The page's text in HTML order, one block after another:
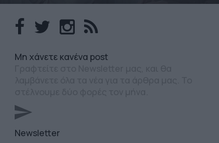
Mη χάνετε κανένα post
Newsletter